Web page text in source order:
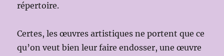
répertoire.
Certes, les œuvres artistiques ne portent que ce
qu’on veut bien leur faire endosser, une œuvre